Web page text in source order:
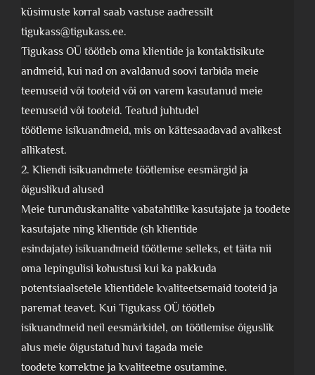
küsimuste korral saab vastuse aadressilt
tigukass@tigukass.ee.
Tigukass OÜ töötleb oma klientide ja kontaktisikute
andmeid, kui nad on avaldanud soovi tarbida meie
teenuseid või tooteid või on varem kasutanud meie
teenuseid või tooteid. Teatud juhtudel
töötleme isikuandmeid, mis on kättesaadavad avalikest
allikatest.
2. Kliendi isikuandmete töötlemise eesmärgid ja
õiguslikud alused
Meie turunduskanalite vabatahtlike kasutajate ja toodete
kasutajate ning klientide (sh klientide
esindajate) isikuandmeid töötleme selleks, et täita nii
oma lepingulisi kohustusi kui ka pakkuda
potentsiaalsetele klientidele kvaliteetsemaid tooteid ja
paremat teavet. Kui Tigukass OÜ töötleb
isikuandmeid neil eesmärkidel, on töötlemise õiguslik
alus meie õigustatud huvi tagada meie
toodete korrektne ja kvaliteetne osutamine.